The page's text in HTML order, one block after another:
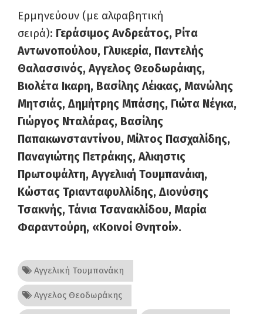
Ερμηνεύουν (με αλφαβητική
σειρά): Γεράσιμος Ανδρεάτος, Ρίτα
Αντωνοπούλου, Γλυκερία, Παντελής
Θαλασσινός, Αγγελος Θεοδωράκης,
Βιολέτα Ικαρη, Βασίλης Λέκκας, Μανώλης
Μητσιάς, Δημήτρης Μπάσης, Γιώτα Νέγκα,
Γιώργος Νταλάρας, Βασίλης
Παπακωνσταντίνου, Μίλτος Πασχαλίδης,
Παναγιώτης Πετράκης, Αλκηστις
Πρωτοψάλτη, Αγγελική Τουμπανάκη,
Κώστας Τριανταφυλλίδης, Διονύσης
Τσακνής, Τάνια Τσανακλίδου, Μαρία
Φαραντούρη, «Κοινοί Θνητοί».
Αγγελική Τουμπανάκη
Αγγελος Θεοδωράκης